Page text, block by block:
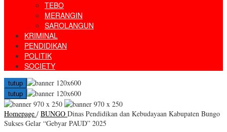
TEBO
MERANGIN
SAROLANGUN
KRIMINAL
PENDIDIKAN
POLITIK
SOCIETY
tutup
tutup
Homepage / BUNGO Dinas Pendidikan dan Kebudayaan Kabupaten Bungo
Sukses Gelar “Gebyar PAUD” 2025